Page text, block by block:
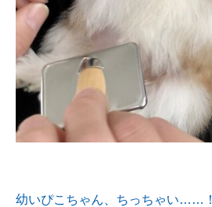
幼いぴこちゃん、ちっちゃい……！